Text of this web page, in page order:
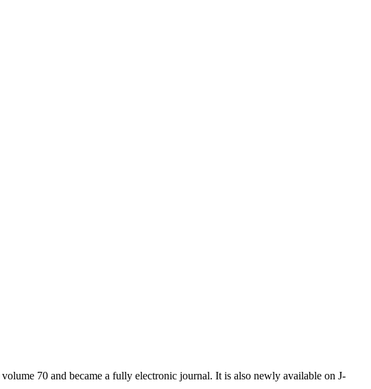
70 and became a fully electronic journal. It is also newly available on J-